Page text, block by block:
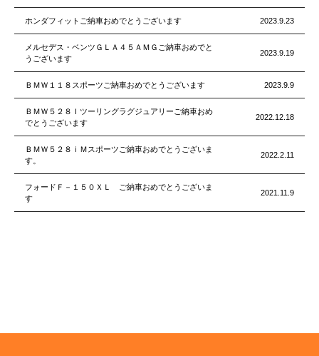
ホンダフィットご納車おめでとうございます 2023.9.23
メルセデス・ベンツＧＬＡ４５ＡＭＧご納車おめでと
うございます
2023.9.19
ＢＭＷ１１８スポーツご納車おめでとうございます 2023.9.9
ＢＭＷ５２８Ｉツーリングラグジュアリーご納車おめ
でとうございます
2022.12.18
ＢＭＷ５２８ｉＭスポーツご納車おめでとうございま
す。
2022.2.11
フォードＦ－１５０ＸＬ ご納車おめでとうございま
す
2021.11.9